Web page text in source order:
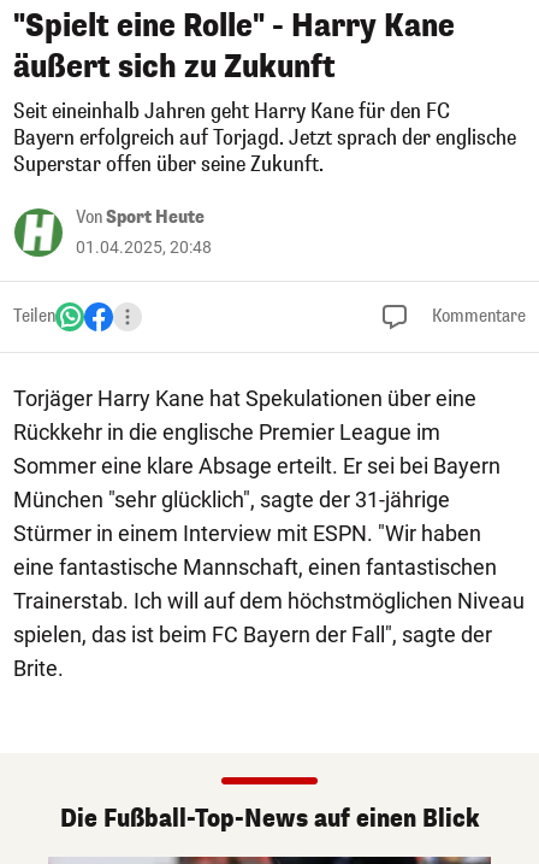
"Spielt eine Rolle" - Harry Kane
äußert sich zu Zukunft
Seit eineinhalb Jahren geht Harry Kane für den FC
Bayern erfolgreich auf Torjagd. Jetzt sprach der englische
Superstar offen über seine Zukunft.
VonSport Heute
01.04.2025, 20:48
Teilen Kommentare
Torjäger Harry Kane hat Spekulationen über eine
Rückkehr in die englische Premier League im
Sommer eine klare Absage erteilt. Er sei bei Bayern
München "sehr glücklich", sagte der 31-jährige
Stürmer in einem Interview mit ESPN. "Wir haben
eine fantastische Mannschaft, einen fantastischen
Trainerstab. Ich will auf dem höchstmöglichen Niveau
spielen, das ist beim FC Bayern der Fall", sagte der
Brite.
Die Fußball-Top-News auf einen Blick